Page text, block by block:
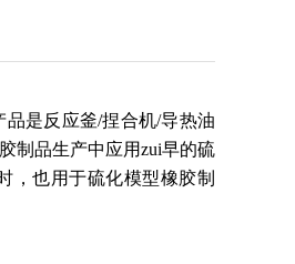
是反应釜/捏合机/导热油
制品生产中应用zui早的硫
，也用于硫化模型橡胶制